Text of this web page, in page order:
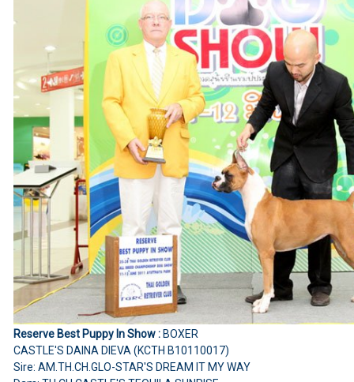
Reserve Best Puppy In Show :BOXER
CASTLE'S DAINA DIEVA (KCTH B10110017)
Sire: AM.TH.CH.GLO-STAR'S DREAM IT MY WAY